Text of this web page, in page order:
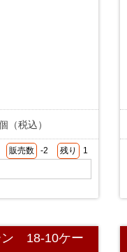
（税込）
販売数 -2 残り 1
ン 18-10ケー